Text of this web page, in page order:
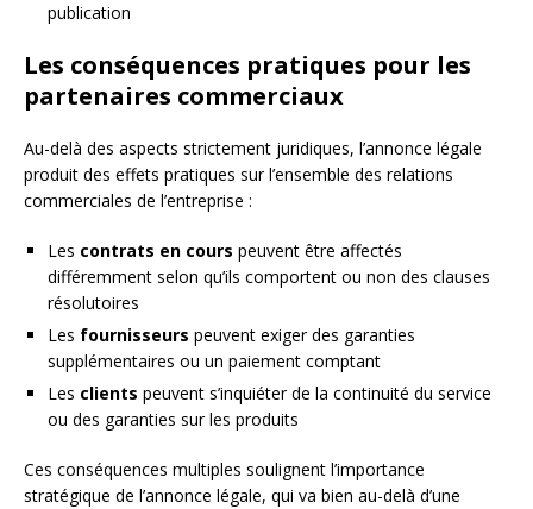
publication
Les conséquences pratiques pour les
partenaires commerciaux
Au-delà des aspects strictement juridiques, l’annonce légale
produit des effets pratiques sur l’ensemble des relations
commerciales de l’entreprise :
Les contrats en cours peuvent être affectés
différemment selon qu’ils comportent ou non des clauses
résolutoires
Les fournisseurs peuvent exiger des garanties
supplémentaires ou un paiement comptant
Les clients peuvent s’inquiéter de la continuité du service
ou des garanties sur les produits
Ces conséquences multiples soulignent l’importance
stratégique de l’annonce légale, qui va bien au-delà d’une